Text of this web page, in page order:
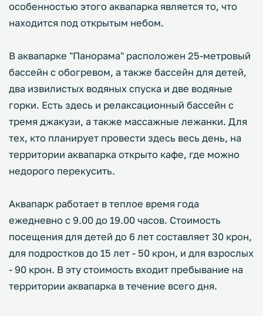
особенностью этого аквапарка является то, что
находится под открытым небом.
В аквапарке "Панорама" расположен 25-метровый
бассейн с обогревом, а также бассейн для детей,
два извилистых водяных спуска и две водяные
горки. Есть здесь и релаксационный бассейн с
тремя джакузи, а также массажные лежанки. Для
тех, кто планирует провести здесь весь день, на
территории аквапарка открыто кафе, где можно
недорого перекусить.
Аквапарк работает в теплое время года
ежедневно с 9.00 до 19.00 часов. Стоимость
посещения для детей до 6 лет составляет 30 крон,
для подростков до 15 лет - 50 крон, и для взрослых
- 90 крон. В эту стоимость входит пребывание на
территории аквапарка в течение всего дня.